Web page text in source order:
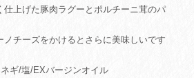
仕上げた豚肉ラグーとポルチーニ茸のパ
ノチーズをかけるとさらに美味しいです
ギ/塩/EXバージンオイル